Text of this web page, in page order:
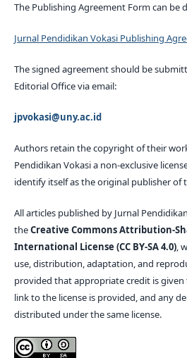
The Publishing Agreement Form can be
Jurnal Pendidikan Vokasi Publishing
The signed agreement should be
Editorial Office via email:
jpvokasi@uny.ac.id
Authors retain the copyright of their
Pendidikan Vokasi a non-exclusive
identify itself as the original publisher of
All articles published by Jurnal
theCreative Commons Attribution-
International License (CC BY-SA 4.0),
use, distribution, adaptation, and
provided that appropriate credit is
link to the license is provided, and any
distributed under the same license.